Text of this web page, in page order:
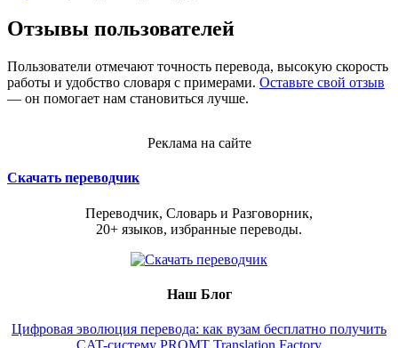
Отзывы пользователей
Пользователи отмечают точность перевода, высокую скорость
работы и удобство словаря с примерами. Оставьте свой отзыв
— он помогает нам становиться лучше.
Реклама на сайте
Скачать переводчик
Переводчик, Словарь и Разговорник,
20+ языков, избранные переводы.
Наш Блог
Цифровая эволюция перевода: как вузам бесплатно получить